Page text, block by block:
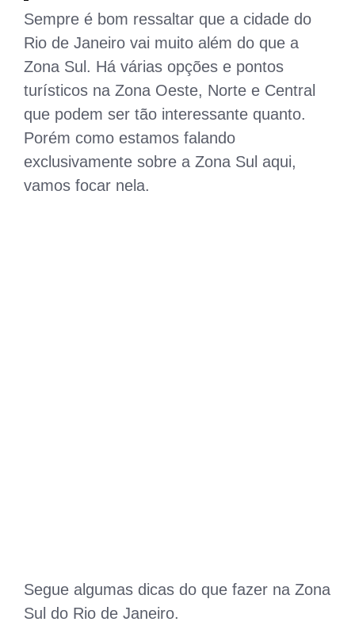
Sempre é bom ressaltar que a cidade do
Rio de Janeiro vai muito além do que a
Zona Sul. Há várias opções e pontos
turísticos na Zona Oeste, Norte e Central
que podem ser tão interessante quanto.
Porém como estamos falando
exclusivamente sobre a Zona Sul aqui,
vamos focar nela.
Segue algumas dicas do que fazer na Zona
Sul do Rio de Janeiro.